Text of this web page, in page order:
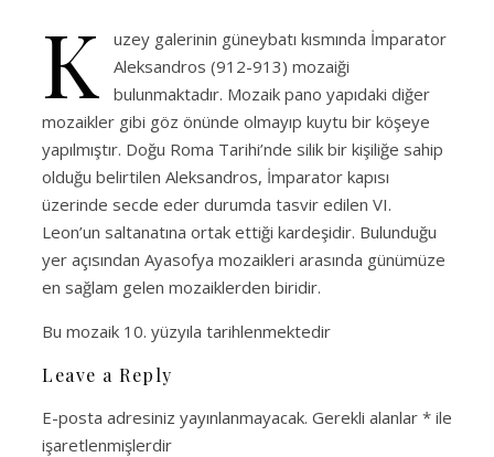
K
uzey galerinin güneybatı kısmında İmparator
Aleksandros (912-913) mozaiği
bulunmaktadır. Mozaik pano yapıdaki diğer
mozaikler gibi göz önünde olmayıp kuytu bir köşeye
yapılmıştır. Doğu Roma Tarihi’nde silik bir kişiliğe sahip
olduğu belirtilen Aleksandros, İmparator kapısı
üzerinde secde eder durumda tasvir edilen VI.
Leon’un saltanatına ortak ettiği kardeşidir. Bulunduğu
yer açısından Ayasofya mozaikleri arasında günümüze
en sağlam gelen mozaiklerden biridir.
Bu mozaik 10. yüzyıla tarihlenmektedir
Leave a Reply
E-posta adresiniz yayınlanmayacak. Gerekli alanlar * ile
işaretlenmişlerdir